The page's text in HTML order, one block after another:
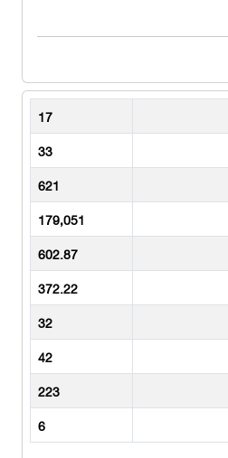
17
33
621
179,051
602.87
372.22
32
42
223
6